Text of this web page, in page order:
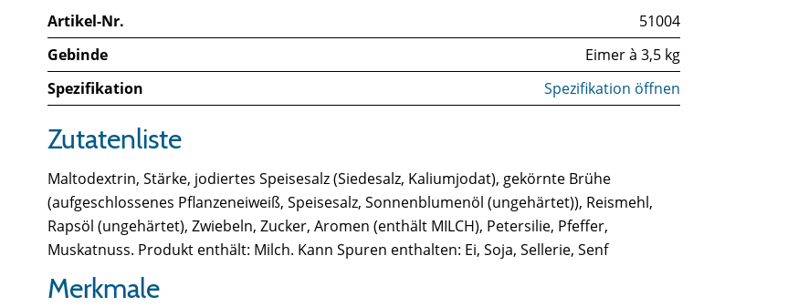
Artikel-Nr.
51004
Gebinde
Eimer à 3,5 kg
Spezifikation
Spezifikation öffnen
Zutatenliste
Maltodextrin, Stärke, jodiertes Speisesalz (Siedesalz, Kaliumjodat), gekörnte Brühe
(aufgeschlossenes Pflanzeneiweiß, Speisesalz, Sonnenblumenöl (ungehärtet)), Reismehl,
Rapsöl (ungehärtet), Zwiebeln, Zucker, Aromen (enthält MILCH), Petersilie, Pfeffer,
Muskatnuss. Produkt enthält: Milch. Kann Spuren enthalten: Ei, Soja, Sellerie, Senf
Merkmale